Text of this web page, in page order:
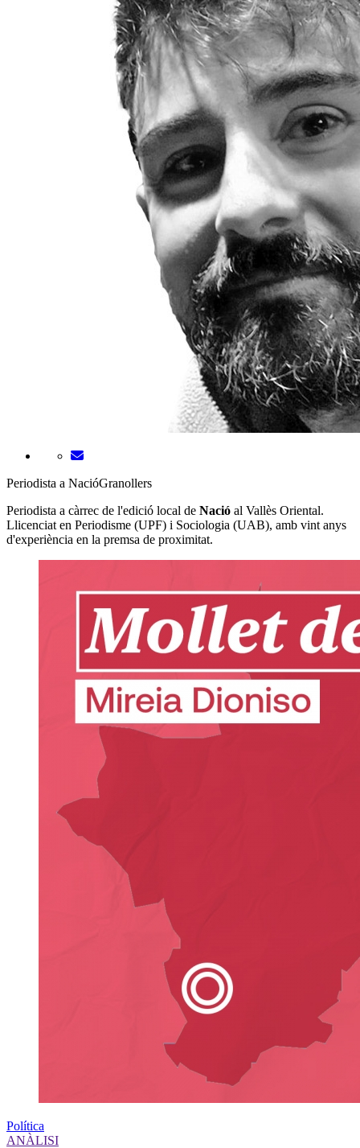
Periodista a NacióGranollers
Periodista a càrrec de l'edició local de Nació al Vallès Oriental.
Llicenciat en Periodisme (UPF) i Sociologia (UAB), amb vint anys
d'experiència en la premsa de proximitat.
Política
ANÀLISI